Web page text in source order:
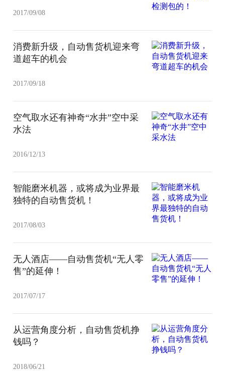
2017/09/08
消费新升级，自动售货机迎来弯
道超车的机会
2017/09/18
空气取水还有神奇“水井”空中采
水法
2016/12/13
智能磨米机器，或将成为业界最
独特的自动售货机！
2017/08/03
无人酒店——自动售货机“无人零
售”的延伸！
2017/07/17
从运营角度分析，自动售货机挣
钱吗？
2018/06/21